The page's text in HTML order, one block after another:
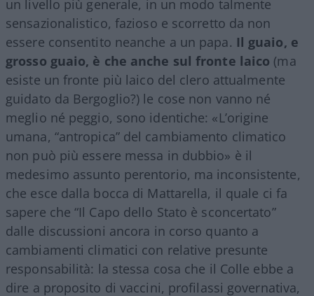
un livello più generale, in un modo talmente
sensazionalistico, fazioso e scorretto da non
essere consentito neanche a un papa. Il guaio, e
grosso guaio, è che anche sul fronte laico (ma
esiste un fronte più laico del clero attualmente
guidato da Bergoglio?) le cose non vanno né
meglio né peggio, sono identiche: «L’origine
umana, “antropica” del cambiamento climatico
non può più essere messa in dubbio» è il
medesimo assunto perentorio, ma inconsistente,
che esce dalla bocca di Mattarella, il quale ci fa
sapere che “Il Capo dello Stato è sconcertato”
dalle discussioni ancora in corso quanto a
cambiamenti climatici con relative presunte
responsabilità: la stessa cosa che il Colle ebbe a
dire a proposito di vaccini, profilassi governativa,